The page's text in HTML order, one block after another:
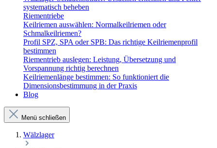
systematisch beheben
Riementriebe
Keilriemen auswählen: Normalkeilriemen oder
Schmalkeilriemen?
Profil SPZ, SPA oder SPB: Das richtige Keilriemenprofil
bestimmen
Riementrieb auslegen: Leistung, Übersetzung und
Vorspannung richtig berechnen
Keilriemenlänge bestimmen: So funktioniert die
Dimensionsbestimmung in der Praxis
Blog
Menü schließen
Wälzlager